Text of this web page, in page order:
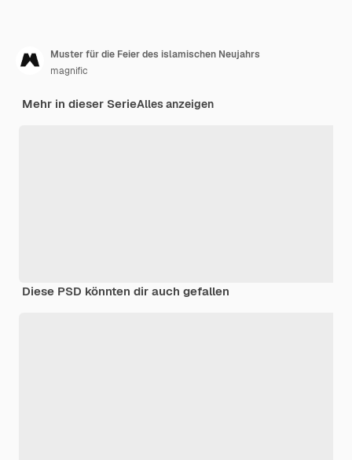
Muster für die Feier des islamischen Neujahrs
magnific
Mehr in dieser SerieAlles anzeigen
Diese PSD könnten dir auch gefallen